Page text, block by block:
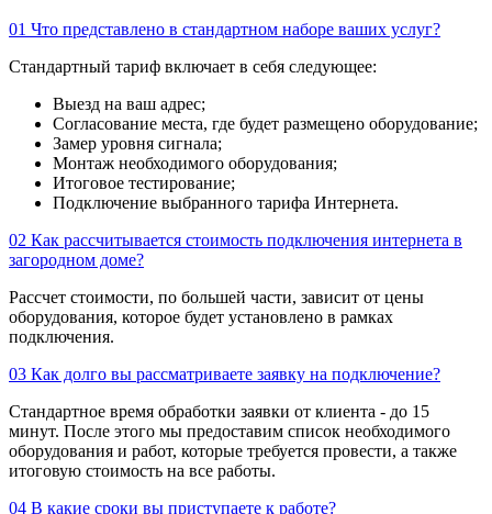
01 Что представлено в стандартном наборе ваших услуг?
Стандартный тариф включает в себя следующее:
Выезд на ваш адрес;
Согласование места, где будет размещено оборудование;
Замер уровня сигнала;
Монтаж необходимого оборудования;
Итоговое тестирование;
Подключение выбранного тарифа Интернета.
02 Как рассчитывается стоимость подключения интернета в
загородном доме?
Рассчет стоимости, по большей части, зависит от цены
оборудования, которое будет установлено в рамках
подключения.
03 Как долго вы рассматриваете заявку на подключение?
Стандартное время обработки заявки от клиента - до 15
минут. После этого мы предоставим список необходимого
оборудования и работ, которые требуется провести, а также
итоговую стоимость на все работы.
04 В какие сроки вы приступаете к работе?